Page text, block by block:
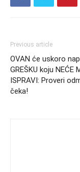
Previous article
OVAN će uskoro
GREŠKU koju NEĆE
ISPRAVI: Proveri
čeka!